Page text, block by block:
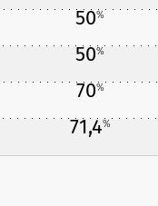
50%
50%
70%
71,4%